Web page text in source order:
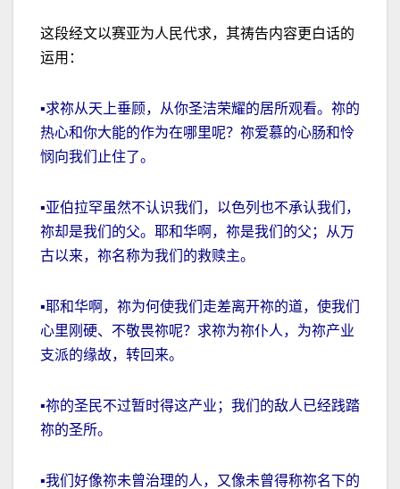
这段经文以赛亚为人民代求，其祷告内容更白话的
运用：
▪求祢从天上垂顾，从你圣洁荣耀的居所观看。祢的
热心和你大能的作为在哪里呢？祢爱慕的心肠和怜
悯向我们止住了。
▪亚伯拉罕虽然不认识我们，以色列也不承认我们，
祢却是我们的父。耶和华啊，祢是我们的父；从万
古以来，祢名称为我们的救赎主。
▪耶和华啊，祢为何使我们走差离开祢的道，使我们
心里刚硬、不敬畏祢呢？求祢为祢仆人，为祢产业
支派的缘故，转回来。
▪祢的圣民不过暂时得这产业；我们的敌人已经践踏
祢的圣所。
▪我们好像祢未曾治理的人，又像未曾得称祢名下的